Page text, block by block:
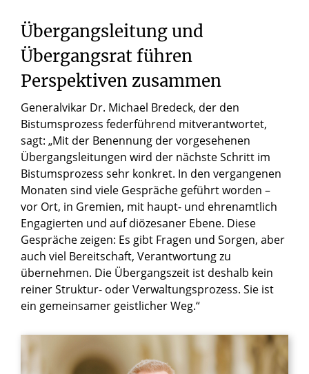
Übergangsleitung und
Übergangsrat führen
Perspektiven zusammen
Generalvikar Dr. Michael Bredeck, der den
Bistumsprozess federführend mitverantwortet,
sagt: „Mit der Benennung der vorgesehenen
Übergangsleitungen wird der nächste Schritt im
Bistumsprozess sehr konkret. In den vergangenen
Monaten sind viele Gespräche geführt worden –
vor Ort, in Gremien, mit haupt- und ehrenamtlich
Engagierten und auf diözesaner Ebene. Diese
Gespräche zeigen: Es gibt Fragen und Sorgen, aber
auch viel Bereitschaft, Verantwortung zu
übernehmen. Die Übergangszeit ist deshalb kein
reiner Struktur- oder Verwaltungsprozess. Sie ist
ein gemeinsamer geistlicher Weg.“